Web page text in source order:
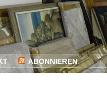
ABONNIEREN